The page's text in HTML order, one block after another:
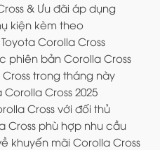
& Ưu đãi áp dụng
kiện kèm theo
Corolla Cross
phiên bản Corolla Cross
trong tháng này
Cross 2025
Cross với đối thủ
Cross phù hợp nhu cầu
khuyến mãi Corolla Cross